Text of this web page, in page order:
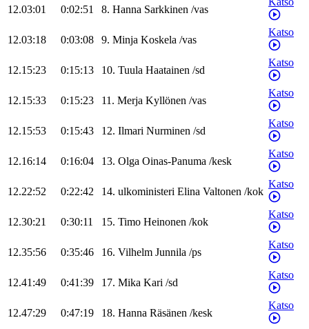
12.03:01 0:02:51 8. Hanna Sarkkinen /vas
12.03:18 0:03:08 9. Minja Koskela /vas
Katso
12.15:23 0:15:13 10. Tuula Haatainen /sd
Katso
12.15:33 0:15:23 11. Merja Kyllönen /vas
Katso
12.15:53 0:15:43 12. Ilmari Nurminen /sd
Katso
12.16:14 0:16:04 13. Olga Oinas-Panuma /kesk
Katso
12.22:52 0:22:42 14. ulkoministeri Elina Valtonen /kok
Katso
12.30:21 0:30:11 15. Timo Heinonen /kok
Katso
12.35:56 0:35:46 16. Vilhelm Junnila /ps
Katso
12.41:49 0:41:39 17. Mika Kari /sd
Katso
12.47:29 0:47:19 18. Hanna Räsänen /kesk
Katso